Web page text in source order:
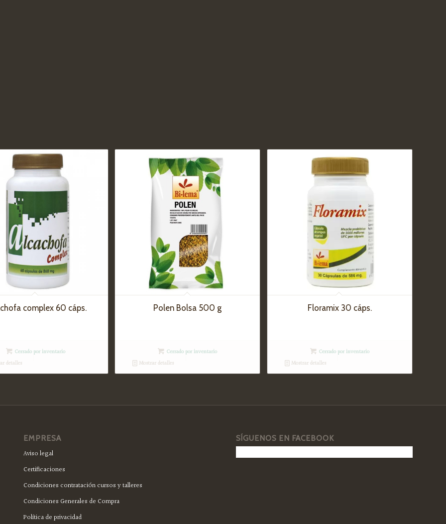
complex 60 cáps.
Cerrado por inventario
detalles
Polen Bolsa 500 g
Cerrado por inventario
Mostrar detalles
Floramix 30 cáps.
Cerrado por inventario
Mostrar detalles
EMPRESA
Aviso legal
Certificaciones
Condiciones contratación cursos y talleres
Condiciones Generales de Compra
Política de privacidad
SÍGUENOS EN FACEBOOK